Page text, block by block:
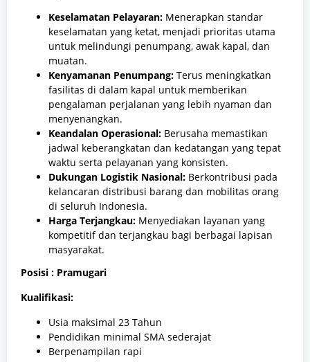
Keselamatan Pelayaran: Menerapkan standar
keselamatan yang ketat, menjadi prioritas utama
untuk melindungi penumpang, awak kapal, dan
muatan.
Kenyamanan Penumpang: Terus meningkatkan
fasilitas di dalam kapal untuk memberikan
pengalaman perjalanan yang lebih nyaman dan
menyenangkan.
Keandalan Operasional: Berusaha memastikan
jadwal keberangkatan dan kedatangan yang tepat
waktu serta pelayanan yang konsisten.
Dukungan Logistik Nasional: Berkontribusi pada
kelancaran distribusi barang dan mobilitas orang
di seluruh Indonesia.
Harga Terjangkau: Menyediakan layanan yang
kompetitif dan terjangkau bagi berbagai lapisan
masyarakat.
Posisi : Pramugari
Kualifikasi:
Usia maksimal 23 Tahun
Pendidikan minimal SMA sederajat
Berpenampilan rapi